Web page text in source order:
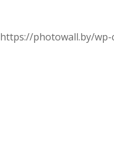
https://photowall.by/